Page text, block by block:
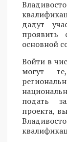
дадут
проявить
основной
Войти в
могут
подать
проекта,